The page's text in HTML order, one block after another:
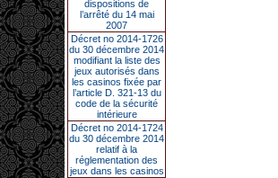
dispositions de
l’arrêté du 14 mai
2007
Décret no 2014-1726
du 30 décembre 2014
modifiant la liste des
jeux autorisés dans
les casinos fixée par
l’article D. 321-13 du
code de la sécurité
intérieure
Décret no 2014-1724
du 30 décembre 2014
relatif à la
réglementation des
jeux dans les casinos